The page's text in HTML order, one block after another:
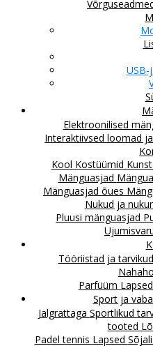
Elektroonilised
Interaktiivsed loomad
Kool Kostüümid
Mänguasjad
Mänguasjad õues
Nukud ja
Pluusi mänguasjad
Tööriistad ja tarvikud
Parfüüm Lapsed
Sport ja
Jalgrattaga Sportlikud
tooted
Padel tennis Lapsed